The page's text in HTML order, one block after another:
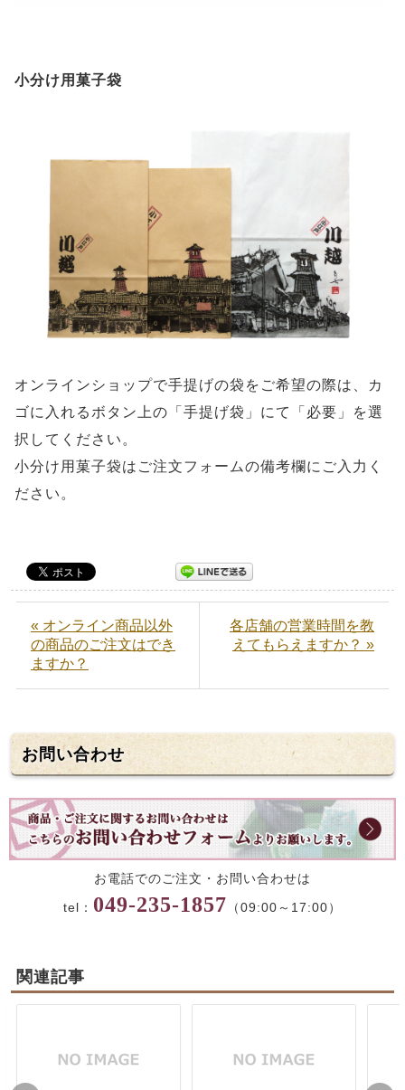
小分け用菓子袋
オンラインショップで手提げの袋をご希望の際は、カ
ゴに入れるボタン上の「手提げ袋」にて「必要」を選
択してください。
小分け用菓子袋はご注文フォームの備考欄にご入力く
ださい。
« オンライン商品以外
の商品のご注文はでき
ますか？
各店舗の営業時間を教
えてもらえますか？ »
お問い合わせ
お電話でのご注文・お問い合わせは
tel： 049-235-1857 （09:00～17:00）
関連記事